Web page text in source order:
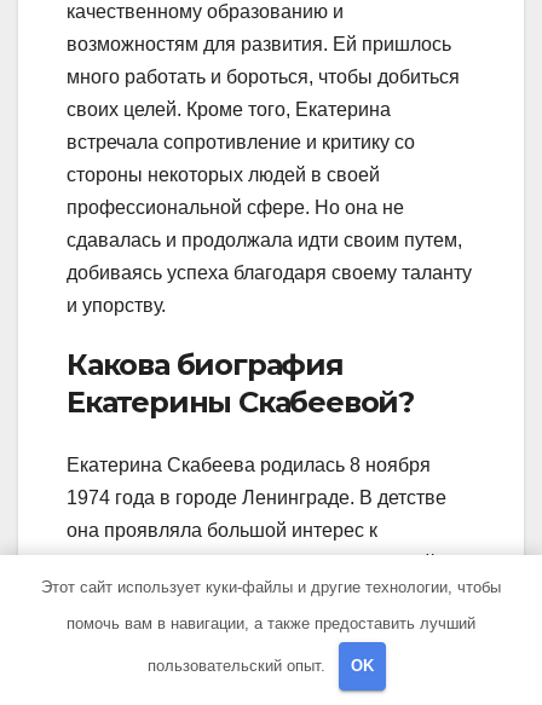
качественному образованию и
возможностям для развития. Ей пришлось
много работать и бороться, чтобы добиться
своих целей. Кроме того, Екатерина
встречала сопротивление и критику со
стороны некоторых людей в своей
профессиональной сфере. Но она не
сдавалась и продолжала идти своим путем,
добиваясь успеха благодаря своему таланту
и упорству.
Какова биография
Екатерины Скабеевой?
Екатерина Скабеева родилась 8 ноября
1974 года в городе Ленинграде. В детстве
она проявляла большой интерес к
телеведущей. После окончания школы
поступила в Санкт-Петербургский
государственный университет, где изучала
журналистику. Сразу после университета она
Этот сайт использует куки-файлы и другие технологии, чтобы
помочь вам в навигации, а также предоставить лучший
пользовательский опыт. OK